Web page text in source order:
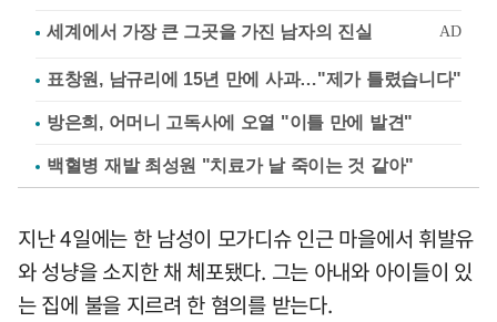
표창원, 남규리에 15년 만에 사과…"제가 틀렸습니다"
방은희, 어머니 고독사에 오열 "이틀 만에 발견"
백혈병 재발 최성원 "치료가 날 죽이는 것 같아"
지난 4일에는 한 남성이 모가디슈 인근 마을에서 휘발유
와 성냥을 소지한 채 체포됐다. 그는 아내와 아이들이 있
는 집에 불을 지르려 한 혐의를 받는다.